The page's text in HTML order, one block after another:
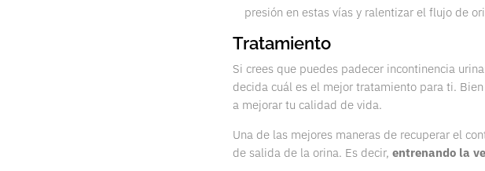
presión en estas vías y ralentizar el flujo de
Tratamiento
Si crees que puedes padecer incontinencia
decida cuál es el mejor tratamiento para ti.
a mejorar tu calidad de vida.
Una de las mejores maneras de recuperar el
de salida de la orina. Es decir, entrenando la